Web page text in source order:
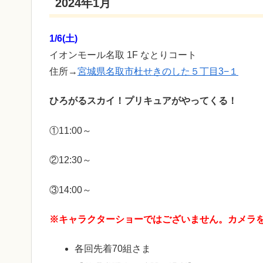
2024年1月
1/6(土)
イオンモール名取 1F なとりコート
住所→宮城県名取市杜せきのした５丁目3−１
ひろがるスカイ！プリキュアがやってくる！
①11:00～
②12:30～
③14:00～
※キャラクターショーではございません。カメラ
各回先着70組さま